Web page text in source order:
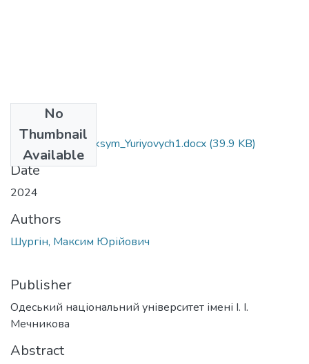
No
Thumbnail
Available
162_Shurhin_ Maksym_Yuriyovych1.docx (39.9 KB)
Date
2024
Authors
Шургін, Максим Юрійович
Publisher
Одеський національний університет імені І. І.
Мечникова
Abstract